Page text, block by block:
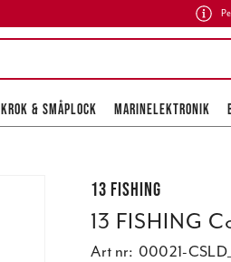
KROK & SMÅPLOCK MARINELEKTRONIK
13 FISHING
13 FISHING
Art nr: 00021-